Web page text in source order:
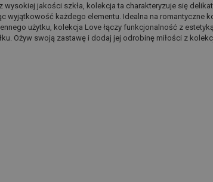
jakości szkła, kolekcja ta charakteryzuje się
wyjątkowość każdego elementu. Idealna na romantyczne
użytku, kolekcja Love łączy funkcjonalność z
Ożyw swoją zastawę i dodaj jej odrobinę miłości z